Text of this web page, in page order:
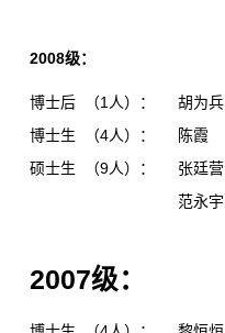
2008级：
博士后 （1人）：
胡为
博士生 （4人）：
陈霞
硕士生 （9人）：
张廷
范永
2007级：